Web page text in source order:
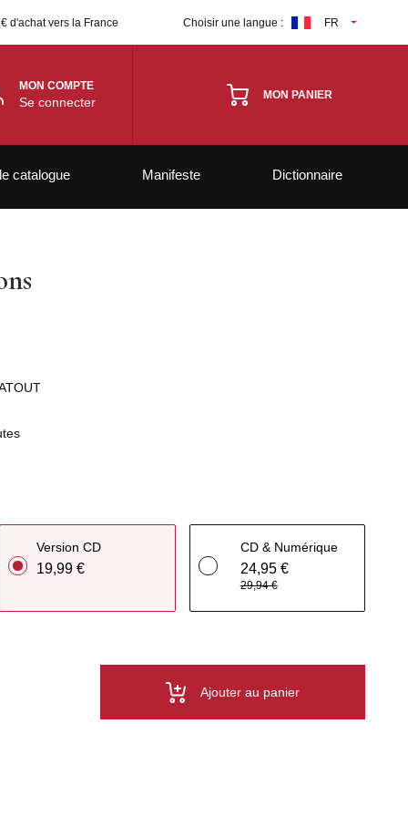
d'achat vers la France Choisir une langue : FR
MON COMPTE
Se connecter MON PANIER
catalogue Manifeste Dictionnaire
Version CD
19,99 €
CD & Numérique
24,95 €
29,94 €
Ajouter au panier